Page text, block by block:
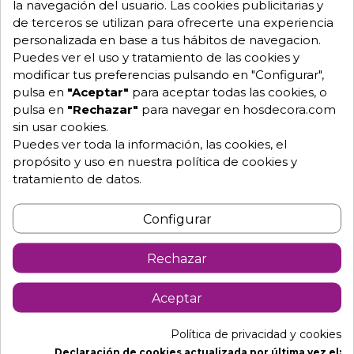
58,60 € 60,10 €
Silla de Madera
Economica -VALERO
Sillon Plegable Exterior
de Madera - XINZO
62,40 €
la navegación del usuario. Las cookies publicitarias y
de terceros se utilizan para ofrecerte una experiencia
personalizada en base a tus hábitos de navegacion.
Puedes ver el uso y tratamiento de las cookies y
modificar tus preferencias pulsando en "Configurar",
pulsa en "Aceptar" para aceptar todas las cookies, o
pulsa en "Rechazar" para navegar en hosdecora.com
sin usar cookies.
Puedes ver toda la información, las cookies, el
propósito y uso en nuestra política de cookies y
tratamiento de datos.
Configurar
Rechazar
Aceptar
Política de privacidad y cookies